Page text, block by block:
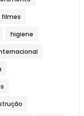
filmes
higiene